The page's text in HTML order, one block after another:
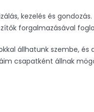
kezelés és
forgalmazásával
állhatunk szembe,
csapatként állnak